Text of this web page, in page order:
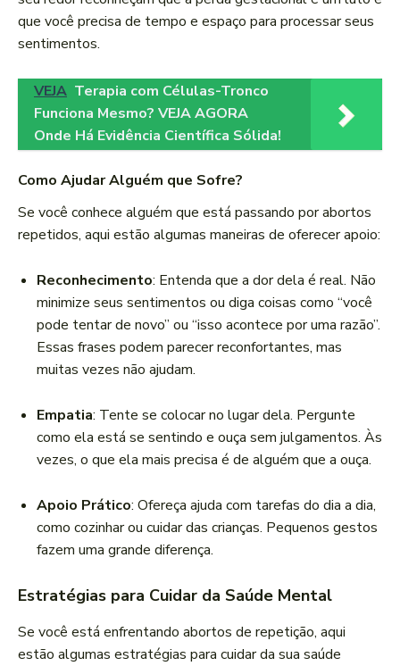
que você precisa de tempo e espaço para processar seus
sentimentos.
VEJA Terapia com Células-Tronco
Funciona Mesmo? VEJA AGORA
Onde Há Evidência Científica Sólida!
Como Ajudar Alguém que Sofre?
Se você conhece alguém que está passando por abortos
repetidos, aqui estão algumas maneiras de oferecer apoio:
Reconhecimento: Entenda que a dor dela é real. Não
minimize seus sentimentos ou diga coisas como “você
pode tentar de novo” ou “isso acontece por uma razão”.
Essas frases podem parecer reconfortantes, mas
muitas vezes não ajudam.
Empatia: Tente se colocar no lugar dela. Pergunte
como ela está se sentindo e ouça sem julgamentos. Às
vezes, o que ela mais precisa é de alguém que a ouça.
Apoio Prático: Ofereça ajuda com tarefas do dia a dia,
como cozinhar ou cuidar das crianças. Pequenos gestos
fazem uma grande diferença.
Estratégias para Cuidar da Saúde Mental
Se você está enfrentando abortos de repetição, aqui
estão algumas estratégias para cuidar da sua saúde